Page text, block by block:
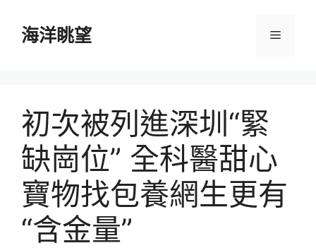
海洋眺望 選
初次被列進深圳“緊
缺崗位” 全科醫甜心
寶物找包養網生更有
“含金量”